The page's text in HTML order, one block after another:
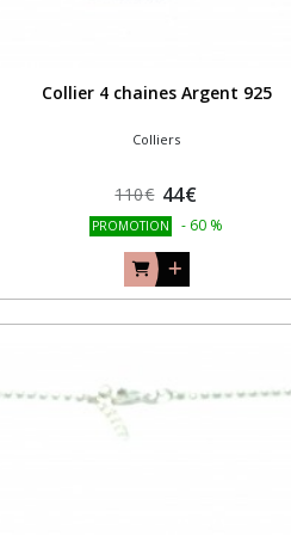
Collier 4 chaines Argent 925
Colliers
110€ 44€
PROMOTION - 60 %